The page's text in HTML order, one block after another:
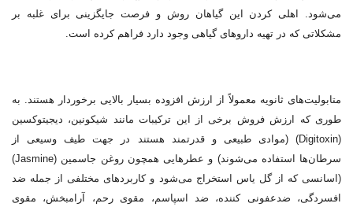
می‌شود. اهلی کردن این گیاهان روش و فرصت جایگزینی برای غلبه بر
مشکلاتی که در تهیه داروهای گیاهی وجود دارد فراهم کرده است.
متابولیت‌های ثانویه معمولاً از ارزش افزوده بسیار بالایی برخوردار هستند. به
طوری که ارزش فروش برخی از این ترکیبات مانند شیکونین، دیجیتوکسین
(Digitoxin) (موادی طبیعی و قدرتمند هستند در جهت طیف وسیعی از
سرطان‌ها استفاده می‌شوند) و عطرهایی همچون روغن جاسمین (Jasmine)
(اسانسی که از گل یاس استخراج می‌شود و کاربردهای مختلفی از جمله ضد
افسردگی، ضدعفونی کننده، ضد اسپاسم، مقوی رحم، آرامبخش، مقوی